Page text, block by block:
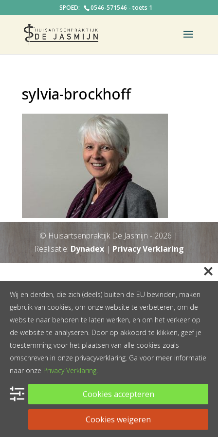
0546-571546 - toets 1
sylvia-brockhoff
© Huisartsenpraktijk De Jasmijn - 2026 |
Realisatie: Dynadex| Privacy Verklaring
Wij en derden, die zich (deels) buiten de EU bevinden, maken
gebruik van cookies, om onze website te verbeteren, om de
website naar behoren te laten werken, en om het verkeer op
de website te analyseren. Door op akkoord te klikken, geef je
toestemming voor het plaatsen van alle cookies zoals
omschreven in onze privacyverklaring. Ga voor meer informatie
naar onze Privacy Verklaring.
Cookies accepteren
Cookies weigeren